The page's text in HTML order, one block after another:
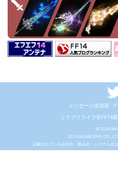
メッセージ送信箱
ミラプリライフ👗FF14
© 2026
(C) SQUARE ENIX CO.,
記載されている会社名・製品名・システム名